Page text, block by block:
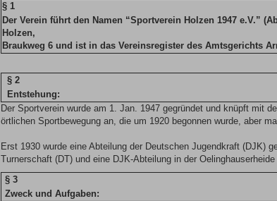
§ 1
Der Verein führt den Namen “Sportverein Holzen 1947 e.V.”
Holzen,
Braukweg 6 und ist in das Vereinsregister des Amtsgerichts
§ 2
Entstehung:
Der Sportverein wurde am 1. Jan. 1947 gegründet und knüpft mit
örtlichen Sportbewegung an, die um 1920 begonnen wurde, aber
Erst 1930 wurde eine Abteilung der Deutschen Jugendkraft (DJK)
Turnerschaft (DT) und eine DJK-Abteilung in der
§ 3
Zweck und Aufgaben: